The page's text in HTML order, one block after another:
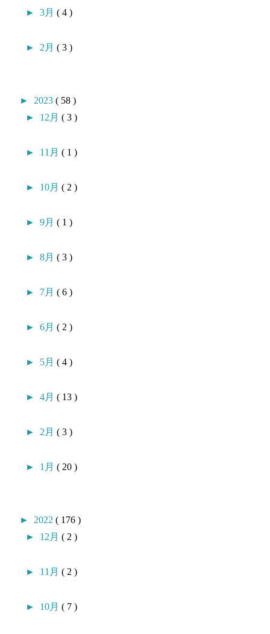
►3月( 4 )
► 2月( 3 )
► 2023( 58 )
► 12月( 3 )
► 11月( 1 )
► 10月( 2 )
►9月( 1 )
►8月( 3 )
► 7月( 6 )
►6月( 2 )
► 5月( 4 )
►4月( 13 )
► 2月( 3 )
► 1月( 20 )
► 2022( 176 )
► 12月( 2 )
► 11月( 2 )
► 10月( 7 )